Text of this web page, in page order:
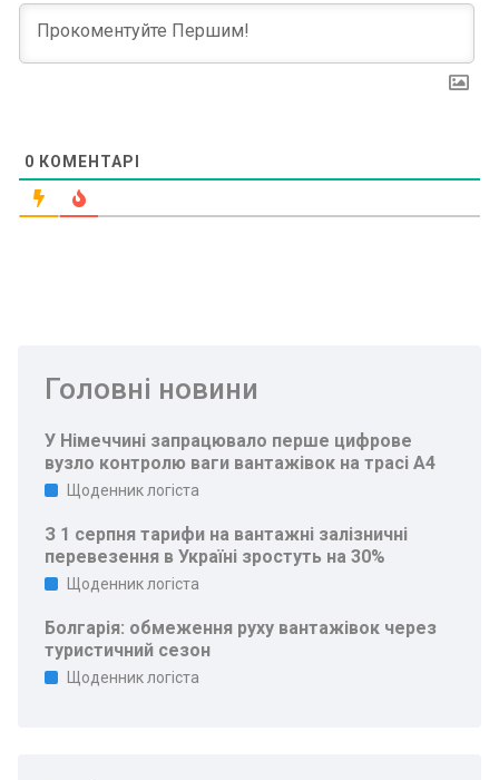
0 КОМЕНТАРІ
Головні новини
У Німеччині запрацювало перше цифрове
вузло контролю ваги вантажівок на трасі A4
Щоденник логіста
З 1 серпня тарифи на вантажні залізничні
перевезення в Україні зростуть на 30%
Щоденник логіста
Болгарія: обмеження руху вантажівок через
туристичний сезон
Щоденник логіста